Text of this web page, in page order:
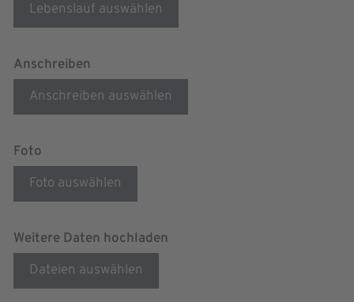
Lebenslauf auswählen
Anschreiben
Anschreiben auswählen
Foto
Foto auswählen
Weitere Daten hochladen
Dateien auswählen